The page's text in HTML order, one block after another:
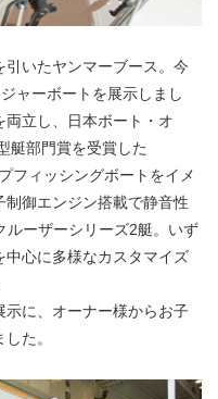
いたヤンマーブース。今
ャーボートを展示しまし
立し、日本ボート・オ
艇部門賞を受賞した
フィッシングボートをイメ
御エンジン搭載で静音性
ルーザーシリーズ2艇。いず
心に多様なカスタマイズ
示に、オーナー様からお子
た。